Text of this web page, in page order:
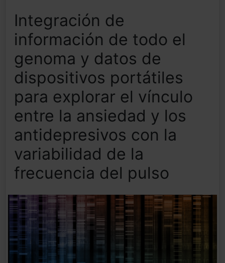
Integración de
información de todo el
genoma y datos de
dispositivos portátiles
para explorar el vínculo
entre la ansiedad y los
antidepresivos con la
variabilidad de la
frecuencia del pulso